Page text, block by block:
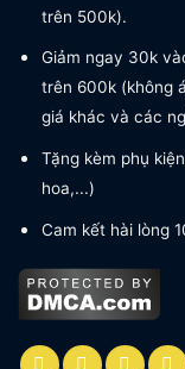
trên 500k).
Giảm ngay 30k
trên 600k (không
giá khác và các
Tặng kèm phụ
hoa,...)
Cam kết hài lòng